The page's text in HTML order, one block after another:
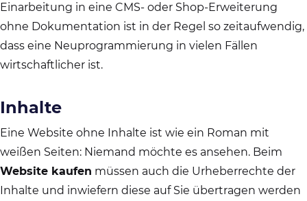
Einarbeitung in eine CMS- oder Shop-Erweiterung
ohne Dokumentation ist in der Regel so zeitaufwendig,
dass eine Neuprogrammierung in vielen Fällen
wirtschaftlicher ist.
Inhalte
Eine Website ohne Inhalte ist wie ein Roman mit
weißen Seiten: Niemand möchte es ansehen. Beim
Website kaufen müssen auch die Urheberrechte der
Inhalte und inwiefern diese auf Sie übertragen werden